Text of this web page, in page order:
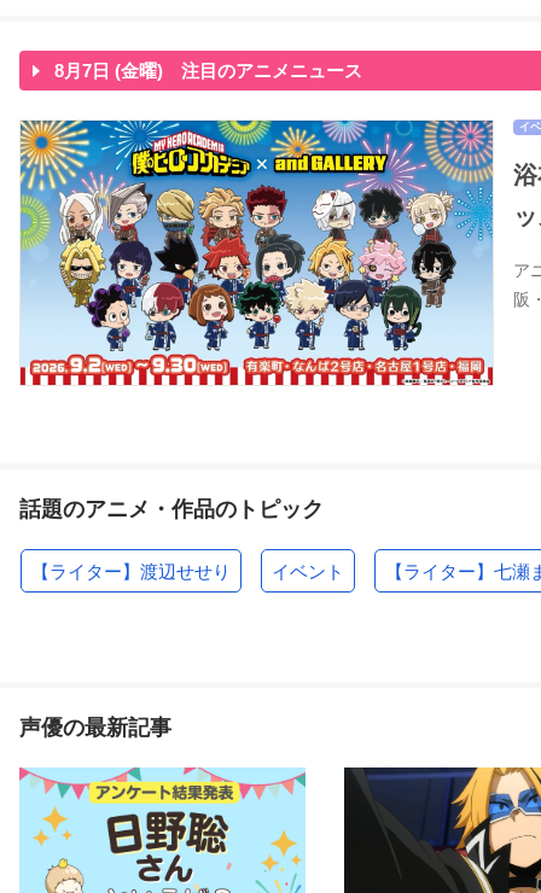
8月7日 (金曜) 注目のアニメニュース
イ
ア
阪
話題のアニメ・作品のトピック
【ライター】渡辺せせり イベント 【ライター】七瀬
声優の最新記事